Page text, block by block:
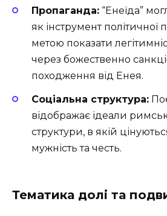
Пропаганда: “Енеїда”
як інструмент політичної
метою показати
через божественно
походження від Енея.
Соціальна структура:
відображає ідеали
структури, в якій
мужність та честь.
Тематика долі та